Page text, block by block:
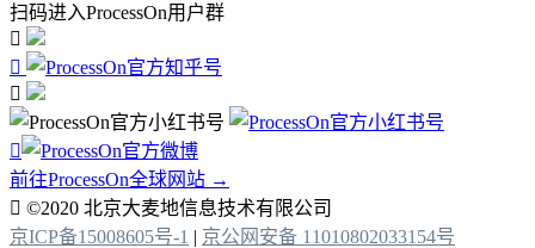
扫码进入ProcessOn用户群




前往ProcessOn全球网站 →
 ©2020 北京大麦地信息技术有限公司
京ICP备15008605号-1 | 京公网安备 11010802033154号